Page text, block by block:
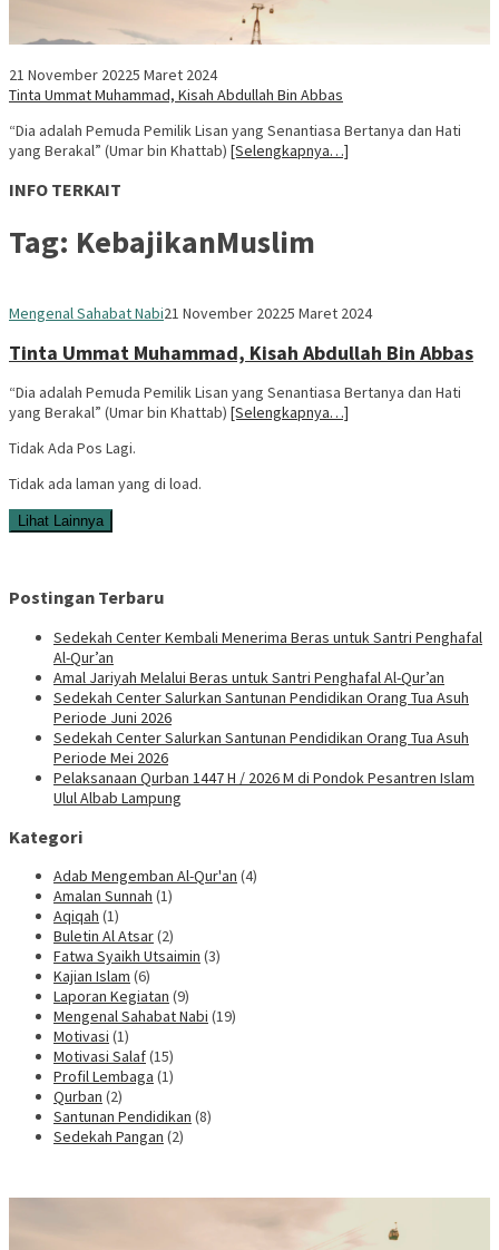
21 November 20225 Maret 2024
Tinta Ummat Muhammad, Kisah Abdullah Bin Abbas
“Dia adalah Pemuda Pemilik Lisan yang Senantiasa Bertanya dan Hati
yang Berakal” (Umar bin Khattab) [Selengkapnya…]
INFO TERKAIT
Tag: KebajikanMuslim
Mengenal Sahabat NabiSedekah
21 November 20225 Maret 2024
Tinta Ummat Muhammad, Kisah Abdullah Bin Abbas
“Dia adalah Pemuda Pemilik Lisan yang Senantiasa Bertanya dan Hati
yang Berakal” (Umar bin Khattab) [Selengkapnya…]
Tidak Ada Pos Lagi.
Tidak ada laman yang di load.
Lihat Lainnya
Postingan Terbaru
Sedekah Center Kembali Menerima Beras untuk Santri Penghafal
Al-Qur’an
Amal Jariyah Melalui Beras untuk Santri Penghafal Al-Qur’an
Sedekah Center Salurkan Santunan Pendidikan Orang Tua Asuh
Periode Juni 2026
Sedekah Center Salurkan Santunan Pendidikan Orang Tua Asuh
Periode Mei 2026
Pelaksanaan Qurban 1447 H / 2026 M di Pondok Pesantren Islam
Ulul Albab Lampung
Kategori
Adab Mengemban Al-Qur'an (4)
Amalan Sunnah (1)
Aqiqah (1)
Buletin Al Atsar(2)
Fatwa Syaikh Utsaimin (3)
Kajian Islam (6)
Laporan Kegiatan (9)
Mengenal Sahabat Nabi (19)
Motivasi (1)
Motivasi Salaf(15)
Profil Lembaga (1)
Qurban (2)
Santunan Pendidikan (8)
Sedekah Pangan (2)